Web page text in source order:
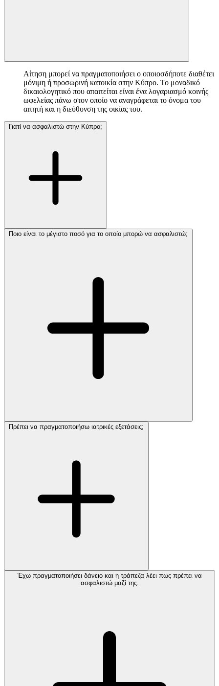
Αίτηση μπορεί να πραγματοποιήσει ο οποιοσδήποτε διαθέτει
μόνιμη ή προσωρινή κατοικία στην Κύπρο. Το μοναδικό
δικαιολογητικό που απαιτείται είναι ένα λογαριασμό κοινής
ωφελείας πάνω στον οποίο να αναγράφεται το όνομα του
αιτητή και η διεύθυνση της οικίας του.
Γιατί να ασφαλιστώ στην Κύπρο;
Ποιο είναι το μέγιστο ποσό για το οποίο μπορώ να ασφαλιστώ;
Πρέπει να πραγματοποιήσω ιατρικές εξετάσεις;
Έχω πραγματοποιήσει δάνειο και η τράπεζα λέει πως πρέπει να
ασφαλιστώ μαζί της.